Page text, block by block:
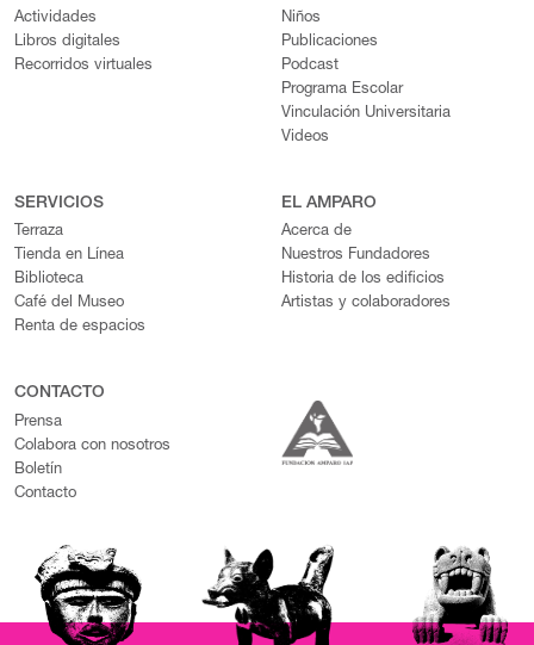
Actividades
Libros digitales
Recorridos virtuales
Niños
Publicaciones
Podcast
Programa Escolar
Vinculación Universitaria
Videos
SERVICIOS
Terraza
Tienda en Línea
Biblioteca
Café del Museo
Renta de espacios
EL AMPARO
Acerca de
Nuestros Fundadores
Historia de los edificios
Artistas y colaboradores
CONTACTO
Prensa
Colabora con nosotros
Boletín
Contacto